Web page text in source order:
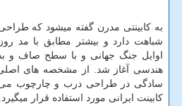
به کابینتی مدرن گفته میشود که
شباهت دارد و بیشتر مطابق با مد
اوایل جنگ جهانی و با سطح صاف و
هندسی آغاز شد. از مشخصه های
سادگی در طراحی درب و چارچوب
کابینت ایرانی مورد استفاده قرار میگیرد.